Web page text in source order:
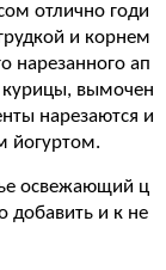
отлично годи
и корнем
нарезанного ап
курицы, вымочен
нарезаются и
йогуртом.
освежающий ц
добавить и к не